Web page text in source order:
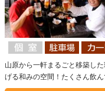
山原から一軒まるごと移築し
げる和みの空間！たくさん飲